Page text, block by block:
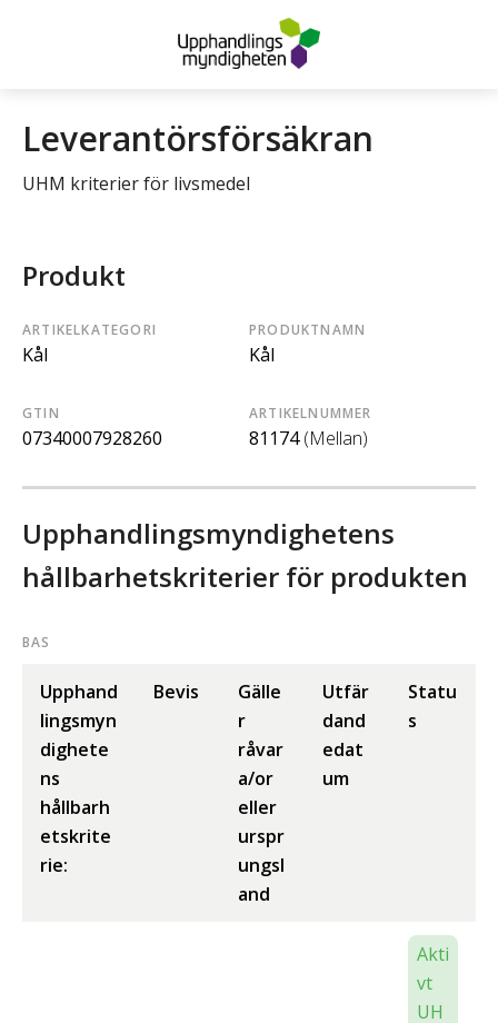
Leverantörsförsäkran
UHM kriterier för livsmedel
Produkt
ARTIKELKATEGORI
Kål
PRODUKTNAMN
Kål
GTIN
07340007928260
ARTIKELNUMMER
81174 (Mellan)
Upphandlingsmyndighetens
hållbarhetskriterier för produkten
BAS
Upphand
lingsmyn
dighete
ns
hållbarh
etskrite
rie:
Bevis
Gälle
r
råvar
a/or
eller
urspr
ungsl
and
Utfär
dand
edat
um
Statu
s
Akti
vt
UH